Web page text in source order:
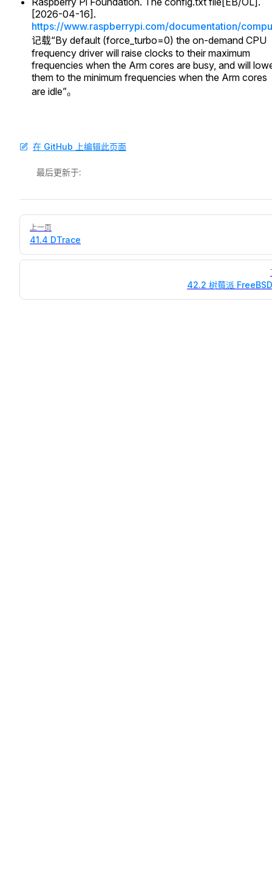
[2026-04-16].
https://www.raspberrypi.com/documentation/
记载“By default (force_turbo=0) the on-demand CPU
frequency driver will raise clocks to their maximum
frequencies when the Arm cores are busy, and will
them to the minimum frequencies when the Arm cores
are idle”。
在 GitHub 上编辑此页面
最后更新于:
Pager
上一页
41.4 DTrace
42.2 树莓派